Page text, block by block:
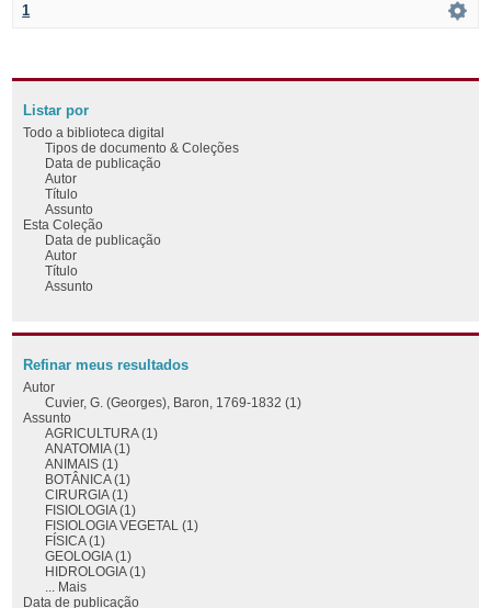
1
Listar por
Todo a biblioteca digital
Tipos de documento & Coleções
Data de publicação
Autor
Título
Assunto
Esta Coleção
Data de publicação
Autor
Título
Assunto
Refinar meus resultados
Autor
Cuvier, G. (Georges), Baron, 1769-1832 (1)
Assunto
AGRICULTURA (1)
ANATOMIA (1)
ANIMAIS (1)
BOTÂNICA (1)
CIRURGIA (1)
FISIOLOGIA (1)
FISIOLOGIA VEGETAL (1)
FÍSICA (1)
GEOLOGIA (1)
HIDROLOGIA (1)
... Mais
Data de publicação